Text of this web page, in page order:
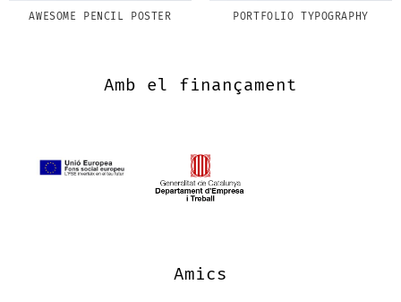
AWESOME PENCIL POSTER PORTFOLIO TYPOGRAPHY
Amb el finançament
Amics